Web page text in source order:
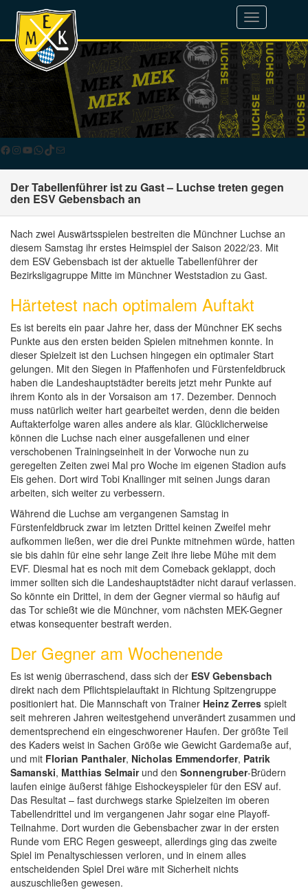
Toggle
navigation
Facebook
Instagram
YouTube
WhatsApp
TikTok
E-Mail
Der Tabellenführer ist zu Gast – Luchse treten gegen
den ESV Gebensbach an
Nach zwei Auswärtsspielen bestreiten die Münchner Luchse an
diesem Samstag ihr erstes Heimspiel der Saison 2022/23. Mit
dem ESV Gebensbach ist der aktuelle Tabellenführer der
Bezirksligagruppe Mitte im Münchner Weststadion zu Gast.
Härtetest nach optimalem Auftakt
Es ist bereits ein paar Jahre her, dass der Münchner EK sechs
Punkte aus den ersten beiden Spielen mitnehmen konnte. In
dieser Spielzeit ist den Luchsen hingegen ein optimaler Start
gelungen. Mit den Siegen in Pfaffenhofen und Fürstenfeldbruck
haben die Landeshauptstädter bereits jetzt mehr Punkte auf
ihrem Konto als in der Vorsaison am 17. Dezember. Dennoch
muss natürlich weiter hart gearbeitet werden, denn die beiden
Auftakterfolge waren alles andere als klar. Glücklicherweise
können die Luchse nach einer ausgefallenen und einer
verschobenen Trainingseinheit in der Vorwoche nun zu
geregelten Zeiten zwei Mal pro Woche im eigenen Stadion aufs
Eis gehen. Dort wird Tobi Knallinger mit seinen Jungs daran
arbeiten, sich weiter zu verbessern.
Während die Luchse am vergangenen Samstag in
Fürstenfeldbruck zwar im letzten Drittel keinen Zweifel mehr
aufkommen ließen, wer die drei Punkte mitnehmen würde, hatten
sie bis dahin für eine sehr lange Zeit ihre liebe Mühe mit dem
EVF. Diesmal hat es noch mit dem Comeback geklappt, doch
immer sollten sich die Landeshauptstädter nicht darauf verlassen.
So könnte ein Drittel, in dem der Gegner viermal so häufig auf
das Tor schießt wie die Münchner, vom nächsten MEK-Gegner
etwas konsequenter bestraft werden.
Der Gegner am Wochenende
Es ist wenig überraschend, dass sich der ESV Gebensbach
direkt nach dem Pflichtspielauftakt in Richtung Spitzengruppe
positioniert hat. Die Mannschaft von Trainer Heinz Zerres spielt
seit mehreren Jahren weitestgehend unverändert zusammen und
dementsprechend ein eingeschworener Haufen. Der größte Teil
des Kaders weist in Sachen Größe wie Gewicht Gardemaße auf,
und mit Florian Panthaler, Nicholas Emmendorfer, Patrik
Samanski, Matthias Selmair und den Sonnengruber-Brüdern
laufen einige äußerst fähige Eishockeyspieler für den ESV auf.
Das Resultat – fast durchwegs starke Spielzeiten im oberen
Tabellendrittel und im vergangenen Jahr sogar eine Playoff-
Teilnahme. Dort wurden die Gebensbacher zwar in der ersten
Runde vom ERC Regen gesweept, allerdings ging das zweite
Spiel im Penaltyschiessen verloren, und in einem alles
entscheidenden Spiel Drei wäre mit Sicherheit nichts
auszuschließen gewesen.